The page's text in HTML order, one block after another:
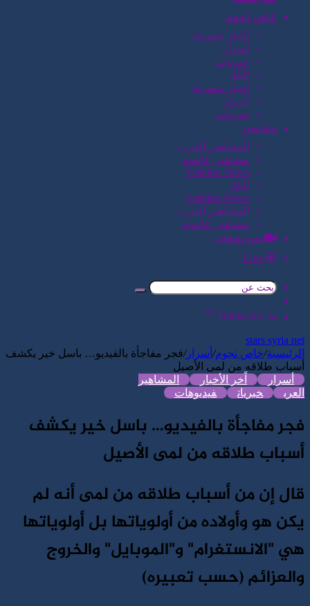
خاص نجوم
أخبار حصريًة
أسرار
خبريات
الكل
أخبار حصريًة
أسرار
خبريات
مشاهير
المشاهير العرب
مشاهير عالمية
Fashion News
الكل
Fashion News
المشاهير العرب
مشاهير عالمية
فيديوهات
Live
بحث
الدخول
Damascus 34
℃
stars syria net
الرئيسية/خاص نجوم/ أسرار/فجر مفاجأة بالفيديو… باسل خير يكشف
أسباب طلاقه من لمى الأصيل
أسرار
اًخر الأخبار
المشاهير
العرب
خبريات فيديوهات
فجر مفاجأة بالفيديو… باسل خير يكشف
أسباب طلاقه من لمى الأصيل
قال إن من أسباب طلاقه من لمى أنه لم
يكن هو وأولاده من أولوياتها بل أولوياتها
هي "الانستغرام" و"الموبايل" والخروج
والعزائم (حسب تعبيره)